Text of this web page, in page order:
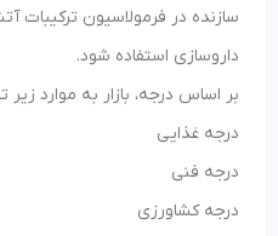
سازنده در فرمولاسیون
داروسازی استفاده شود.
بر اساس درجه، بازار به موارد
درجه غذایی
درجه فنی
درجه کشاورزی